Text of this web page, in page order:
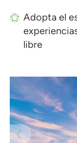
Adopta el
libre